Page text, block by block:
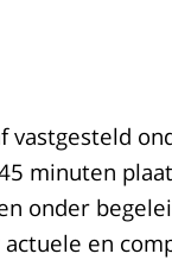
vastgesteld
minuten
onder
en